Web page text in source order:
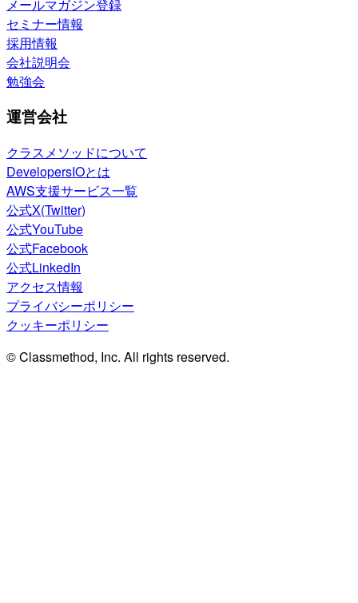
メールマガジン登録
セミナー情報
採用情報
会社説明会
勉強会
運営会社
クラスメソッドについて
DevelopersIOとは
AWS支援サービス一覧
公式X(Twitter)
公式YouTube
公式Facebook
公式LinkedIn
アクセス情報
プライバシーポリシー
クッキーポリシー
© Classmethod, Inc. All rights reserved.